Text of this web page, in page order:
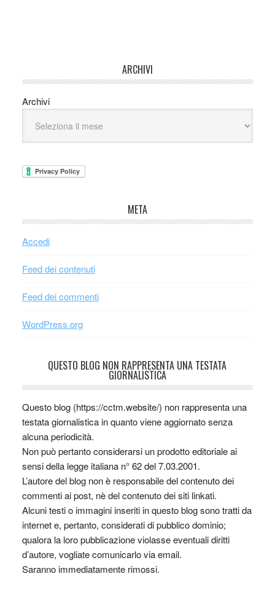
ARCHIVI
Archivi
META
Accedi
Feed dei contenuti
Feed dei commenti
WordPress.org
QUESTO BLOG NON RAPPRESENTA UNA TESTATA
GIORNALISTICA
Questo blog (https://cctm.website/) non rappresenta una
testata giornalistica in quanto viene aggiornato senza
alcuna periodicità.
Non può pertanto considerarsi un prodotto editoriale ai
sensi della legge italiana n° 62 del 7.03.2001.
L’autore del blog non è responsabile del contenuto dei
commenti ai post, nè del contenuto dei siti linkati.
Alcuni testi o immagini inseriti in questo blog sono tratti da
internet e, pertanto, considerati di pubblico dominio;
qualora la loro pubblicazione violasse eventuali diritti
d’autore, vogliate comunicarlo via email.
Saranno immediatamente rimossi.